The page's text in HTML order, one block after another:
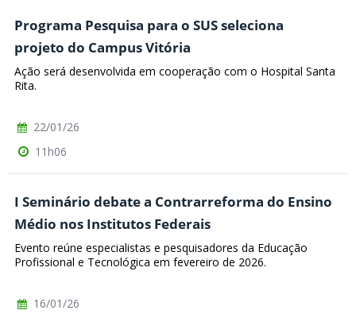
Programa Pesquisa para o SUS seleciona
projeto do Campus Vitória
Ação será desenvolvida em cooperação com o Hospital Santa
Rita.
22/01/26
11h06
I Seminário debate a Contrarreforma do Ensino
Médio nos Institutos Federais
Evento reúne especialistas e pesquisadores da Educação
Profissional e Tecnológica em fevereiro de 2026.
16/01/26